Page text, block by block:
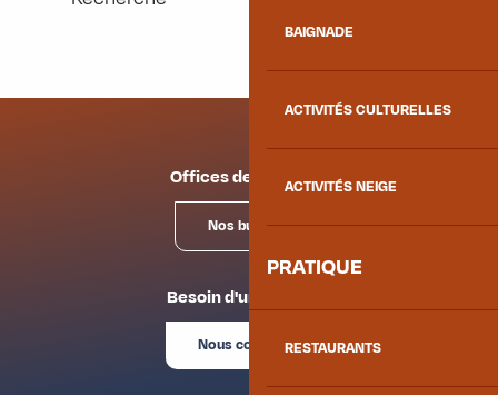
BAIGNADE
ACTIVITÉS CULTURELLES
ACTIVITÉS NEIGE
PRATIQUE
RESTAURANTS
Offices de tourisme
Nos bureaux
Besoin d'un conseil ?
Nous contacter